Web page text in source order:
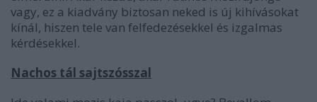
vagy, ez a kiadvány biztosan neked is új kihívásokat
kínál, hiszen tele van felfedezésekkel és izgalmas
kérdésekkel.
Nachos tál sajtszósszal